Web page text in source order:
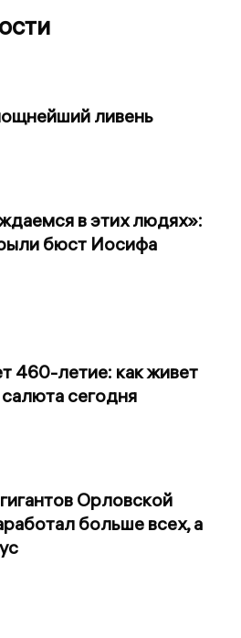
ливень
в этих людях»:
бюст Иосифа
460-летие: как живет
сегодня
Орловской
больше всех, а